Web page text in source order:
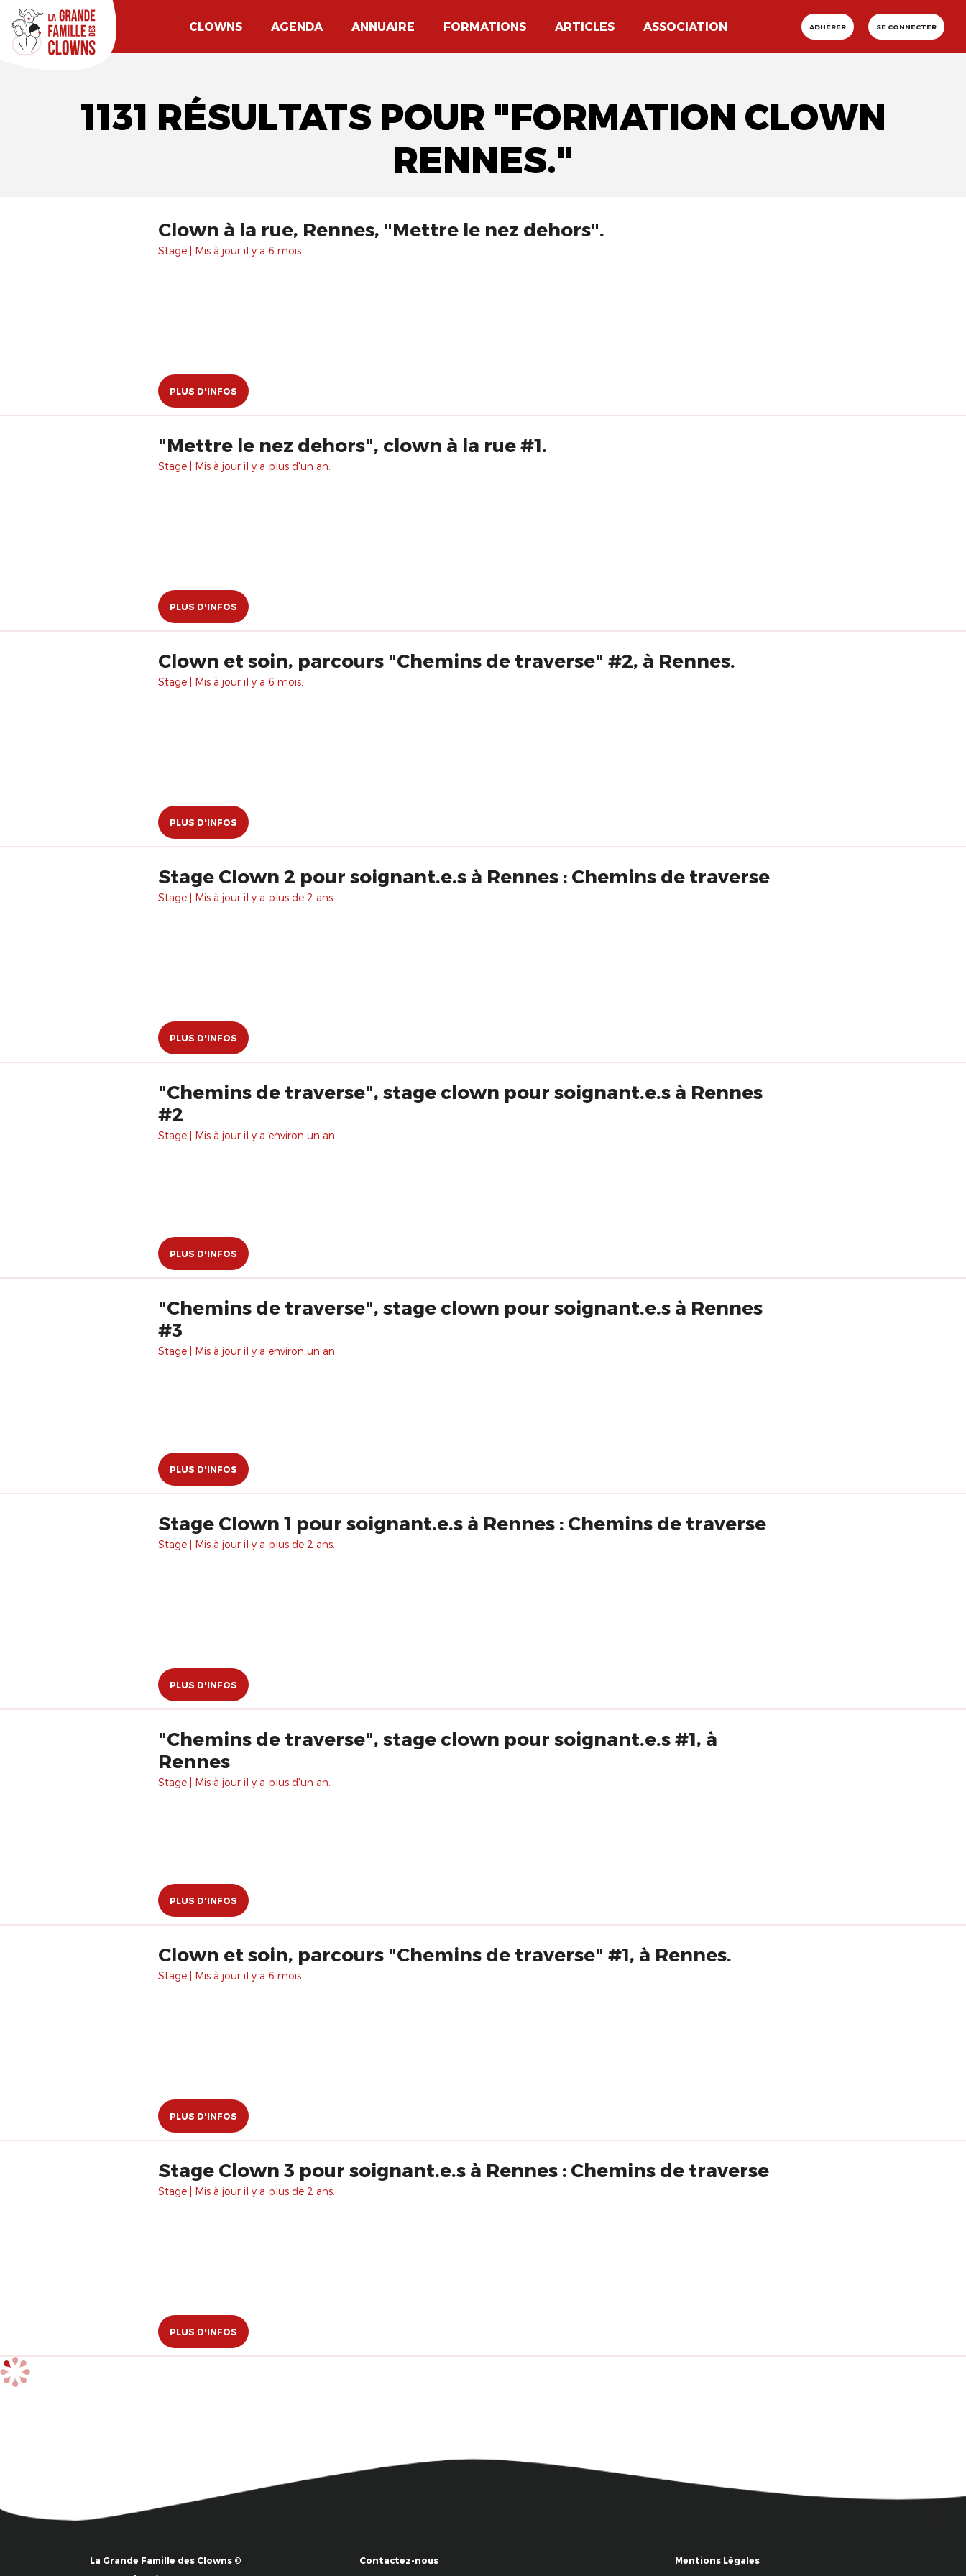
CLOWNS AGENDA ANNUAIRE FORMATIONS ARTICLES ASSOCIATION ADHÉRER SE CONNECTER
1131 RÉSULTATS POUR "FORMATION CLOWN
RENNES."
Clown à la rue, Rennes, "Mettre le nez dehors".
Stage | Mis à jour il y a 6 mois.
PLUS D'INFOS
"Mettre le nez dehors", clown à la rue #1.
Stage | Mis à jour il y a plus d'un an.
PLUS D'INFOS
Clown et soin, parcours "Chemins de traverse" #2, à Rennes.
Stage | Mis à jour il y a 6 mois.
PLUS D'INFOS
Stage Clown 2 pour soignant.e.s à Rennes : Chemins de traverse
Stage | Mis à jour il y a plus de 2 ans.
PLUS D'INFOS
"Chemins de traverse", stage clown pour soignant.e.s à Rennes
#2
Stage | Mis à jour il y a environ un an.
PLUS D'INFOS
"Chemins de traverse", stage clown pour soignant.e.s à Rennes
#3
Stage | Mis à jour il y a environ un an.
PLUS D'INFOS
Stage Clown 1 pour soignant.e.s à Rennes : Chemins de traverse
Stage | Mis à jour il y a plus de 2 ans.
PLUS D'INFOS
"Chemins de traverse", stage clown pour soignant.e.s #1, à
Rennes
Stage | Mis à jour il y a plus d'un an.
PLUS D'INFOS
Clown et soin, parcours "Chemins de traverse" #1, à Rennes.
Stage | Mis à jour il y a 6 mois.
PLUS D'INFOS
Stage Clown 3 pour soignant.e.s à Rennes : Chemins de traverse
Stage | Mis à jour il y a plus de 2 ans.
PLUS D'INFOS
La Grande Famille des Clowns ©
Contactez-nous Mentions Légales